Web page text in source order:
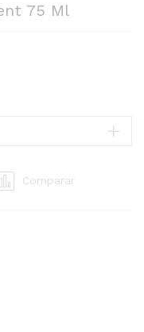
75 Ml
Comparar